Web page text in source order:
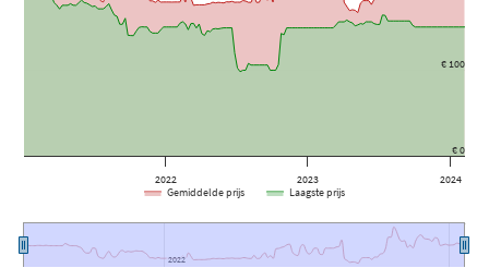
2022 2023 2024
2022
2022
€ 0
€ 100
Gemiddelde prijs Laagste prijs